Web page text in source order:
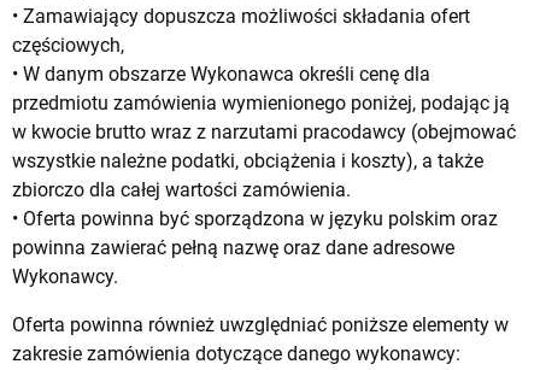
• Zamawiający dopuszcza możliwości składania ofert
częściowych,
• W danym obszarze Wykonawca określi cenę dla
przedmiotu zamówienia wymienionego poniżej, podając ją
w kwocie brutto wraz z narzutami pracodawcy (obejmować
wszystkie należne podatki, obciążenia i koszty), a także
zbiorczo dla całej wartości zamówienia.
• Oferta powinna być sporządzona w języku polskim oraz
powinna zawierać pełną nazwę oraz dane adresowe
Wykonawcy.
Oferta powinna również uwzględniać poniższe elementy w
zakresie zamówienia dotyczące danego wykonawcy: